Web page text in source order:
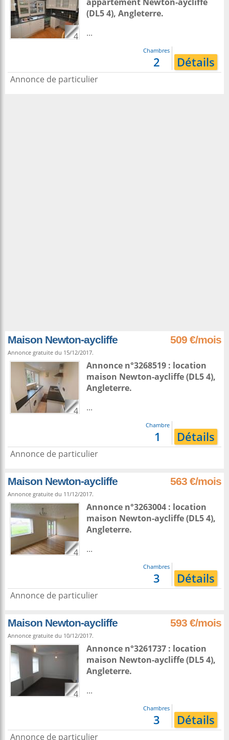
4
(DL5 4), Angleterre.
...
Chambres
2 Détails
Annonce de particulier
Maison Newton-aycliffe 509 €/mois
Annonce gratuite du 15/12/2017.
4
Annonce n°3268519 : location
maison Newton-aycliffe(DL5 4),
Angleterre.
...
Chambre
1 Détails
Annonce de particulier
Maison Newton-aycliffe 563 €/mois
Annonce gratuite du 11/12/2017.
4
Annonce n°3263004 : location
maison Newton-aycliffe(DL5 4),
Angleterre.
...
Chambres
3 Détails
Annonce de particulier
Maison Newton-aycliffe 593 €/mois
Annonce gratuite du 10/12/2017.
4
Annonce n°3261737 : location
maison Newton-aycliffe(DL5 4),
Angleterre.
...
Chambres
3 Détails
Annonce de particulier